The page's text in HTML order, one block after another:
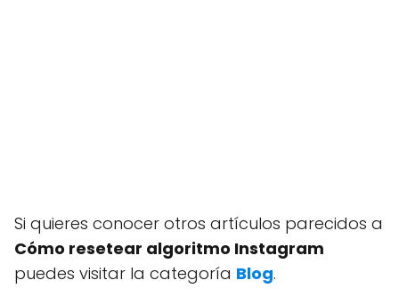
Si quieres conocer otros artículos parecidos a
Cómo resetear algoritmo Instagram
puedes visitar la categoría Blog.